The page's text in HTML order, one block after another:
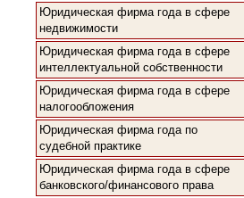
Юридическая фирма года в сфере
недвижимости
Юридическая фирма года в сфере
интеллектуальной собственности
Юридическая фирма года в сфере
налогообложения
Юридическая фирма года по
судебной практике
Юридическая фирма года в сфере
банковского/финансового права